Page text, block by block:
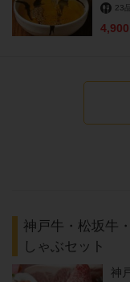
23品
4,900
神戸牛・松坂牛
しゃぶセット
神